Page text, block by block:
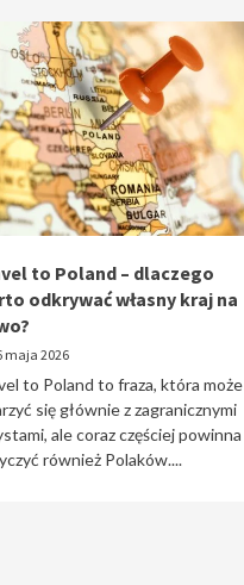
to Poland – dlaczego
odkrywać własny kraj na
maja 2026
to Poland to fraza, która może
się głównie z zagranicznymi
ale coraz częściej powinna
również Polaków....